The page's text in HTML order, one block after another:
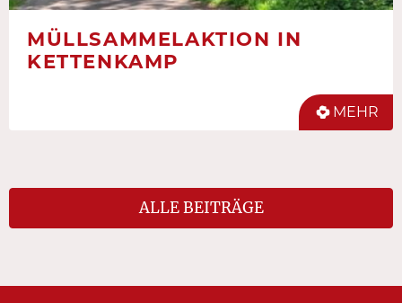
MÜLLSAMMELAKTION IN
KETTENKAMP
MEHR
ALLE BEITRÄGE